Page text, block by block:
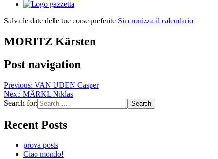
Salva le date delle tue corse preferite Sincronizza il calendario
MORITZ Kärsten
Post navigation
Previous: VAN UDEN Casper
Next: MÄRKL Niklas
Search for:
Recent Posts
prova posts
Ciao mondo!